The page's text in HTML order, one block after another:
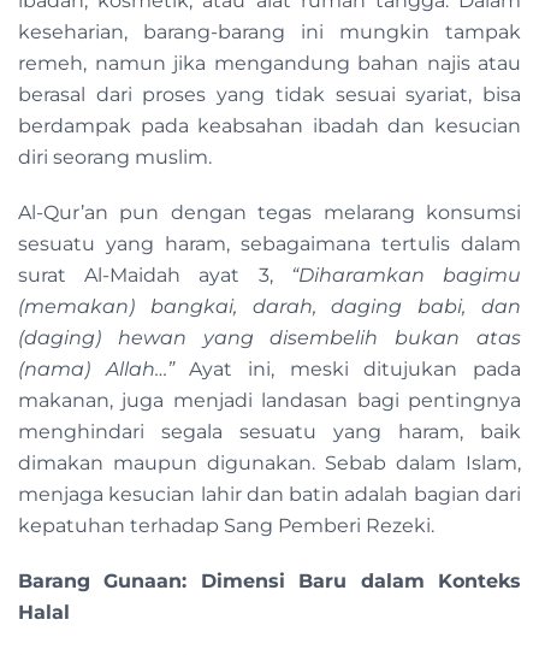
keseharian, barang-barang ini mungkin tampak
remeh, namun jika mengandung bahan najis atau
berasal dari proses yang tidak sesuai syariat, bisa
berdampak pada keabsahan ibadah dan kesucian
diri seorang muslim.
Al-Qur’an pun dengan tegas melarang konsumsi
sesuatu yang haram, sebagaimana tertulis dalam
surat Al-Maidah ayat 3, “Diharamkan bagimu
(memakan) bangkai, darah, daging babi, dan
(daging) hewan yang disembelih bukan atas
(nama) Allah…”Ayat ini, meski ditujukan pada
makanan, juga menjadi landasan bagi pentingnya
menghindari segala sesuatu yang haram, baik
dimakan maupun digunakan. Sebab dalam Islam,
menjaga kesucian lahir dan batin adalah bagian dari
kepatuhan terhadap Sang Pemberi Rezeki.
Barang Gunaan: Dimensi Baru dalam Konteks
Halal